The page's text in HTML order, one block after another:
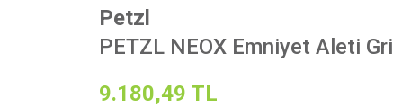
Petzl
PETZL NEOX Emniyet Aleti Gri
9.180,49 TL